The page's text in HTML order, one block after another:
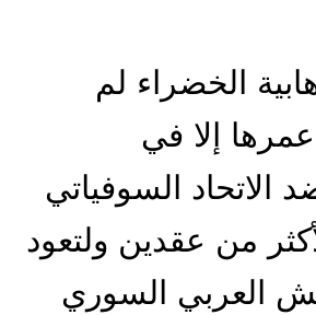
الخضراء لم
إلا في
الاتحاد السوفياتي
من عقدين ولتعود
العربي السوري